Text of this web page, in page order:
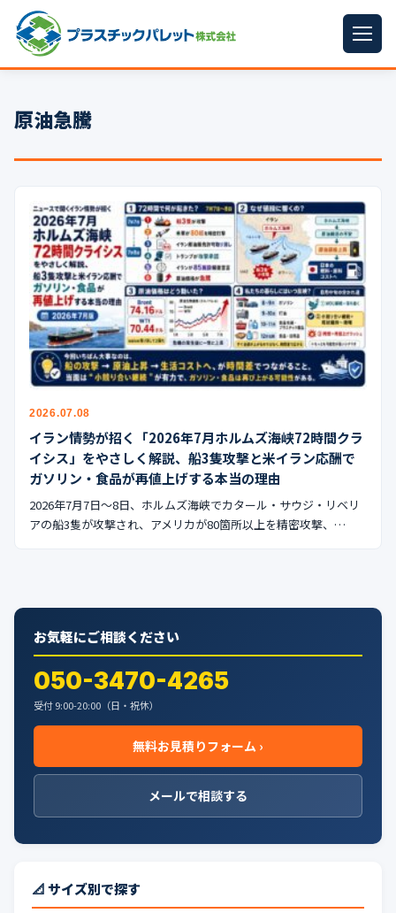
パレットサイズ
プラパレット ▼
コンテナ
中古パレット
再生原料
梱包資材
イラン情勢まとめ
公式ブログ
会社案内
🇺🇸🇰🇷🇹🇼🇻🇳
原油急騰
2026.07.08
イラン情勢が招く「2026年7月ホルムズ海峡72時間クラ
イシス」をやさしく解説、船3隻攻撃と米イラン応酬で
ガソリン・食品が再値上げする本当の理由
2026年7月7日〜8日、ホルムズ海峡でカタール・サウジ・リベリ
アの船3隻が攻撃され、アメリカが80箇所以上を精密攻撃、…
お気軽にご相談ください
050-3470-4265
受付 9:00-20:00（日・祝休）
無料お見積りフォーム ›
メールで相談する
📐 サイズ別で探す